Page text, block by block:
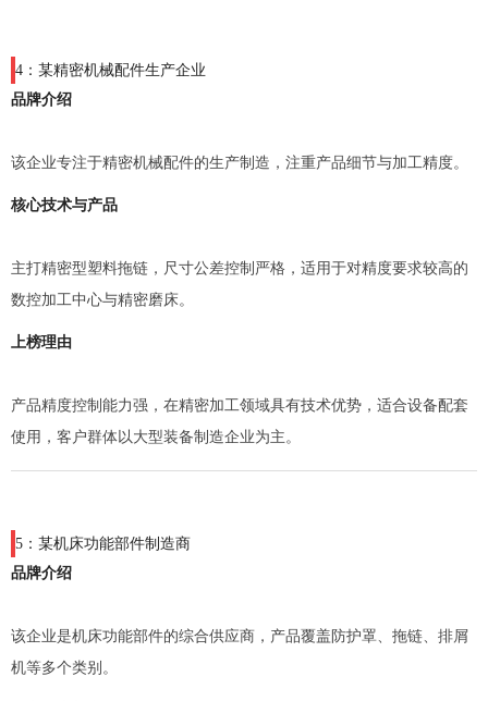
4：某精密机械配件生产企业
品牌介绍
该企业专注于精密机械配件的生产制造，注重产品细节与加工精度。
核心技术与产品
主打精密型塑料拖链，尺寸公差控制严格，适用于对精度要求较高的
数控加工中心与精密磨床。
上榜理由
产品精度控制能力强，在精密加工领域具有技术优势，适合设备配套
使用，客户群体以大型装备制造企业为主。
5：某机床功能部件制造商
品牌介绍
该企业是机床功能部件的综合供应商，产品覆盖防护罩、拖链、排屑
机等多个类别。